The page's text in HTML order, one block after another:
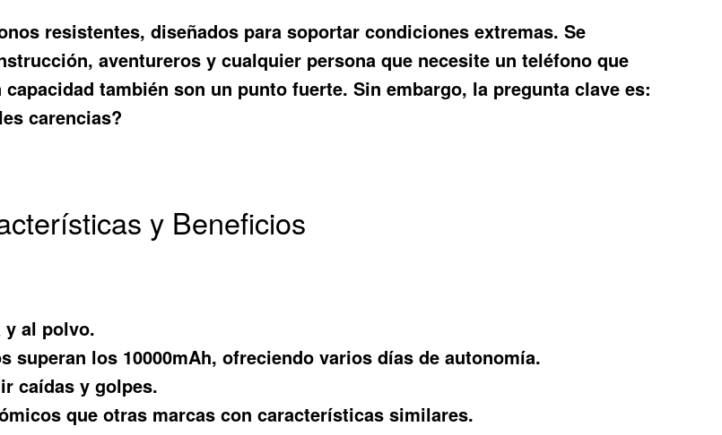
resistentes, diseñados para soportar condiciones extremas. Se
aventureros y cualquier persona que necesite un teléfono que
también son un punto fuerte. Sin embargo, la pregunta clave es:
carencias?
y Beneficios
y al polvo.
superan los 10000mAh, ofreciendo varios días de autonomía.
caídas y golpes.
que otras marcas con características similares.